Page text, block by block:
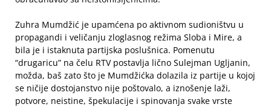
Zuhra Mumdžić je upamćena po aktivnom sudioništvu u
propagandi i veličanju zloglasnog režima Sloba i Mire, a
bila je i istaknuta partijska poslušnica. Pomenutu
“drugaricu” na čelu RTV postavlja lično Sulejman Ugljanin,
možda, baš zato što je Mumdžićka dolazila iz partije u kojoj
se ničije dostojanstvo nije poštovalo, a iznošenje laži,
potvore, neistine, špekulacije i spinovanja svake vrste